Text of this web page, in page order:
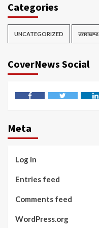
Categories
UNCATEGORIZED उत्तराखण्ड
CoverNews Social
Meta
Log in
Entries feed
Comments feed
WordPress.org